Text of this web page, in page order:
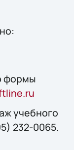
формы
учебного
232-0065.